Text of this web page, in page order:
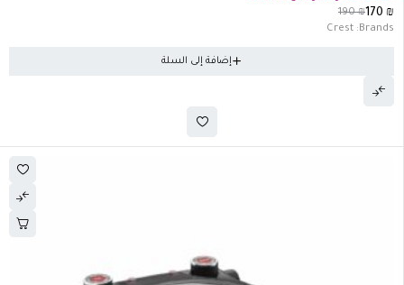
190₪170
Brands:
Crest
إضافة إلى السلة